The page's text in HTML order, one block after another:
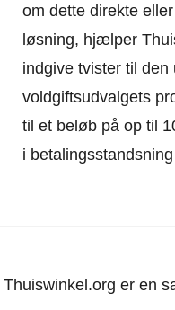
om dette direkte eller
løsning, hjælper
indgive tvister til
voldgiftsudvalgets
til et beløb på op til
i
Thuiswinkel.org er en